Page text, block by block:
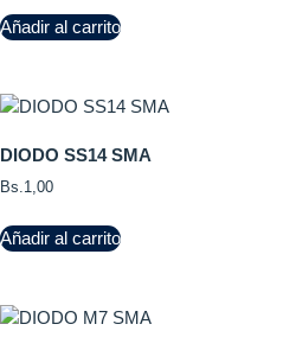
Añadir al carrito
DIODO SS14 SMA
Bs. 1,00
Añadir al carrito